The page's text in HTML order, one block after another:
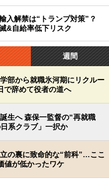
入解禁は“トランプ対策”？
&自給率低下リスク
週間
部から就職氷河期にリクルー
で辞めて役者の道へ
生へ 森保一監督の“再就職
系クラブ」一択か
の裏に致命的な“前科”…ここ
値が低かったワケ